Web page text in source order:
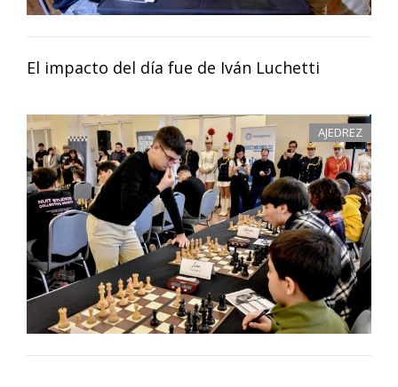
El impacto del día fue de Iván Luchetti
AJEDREZ